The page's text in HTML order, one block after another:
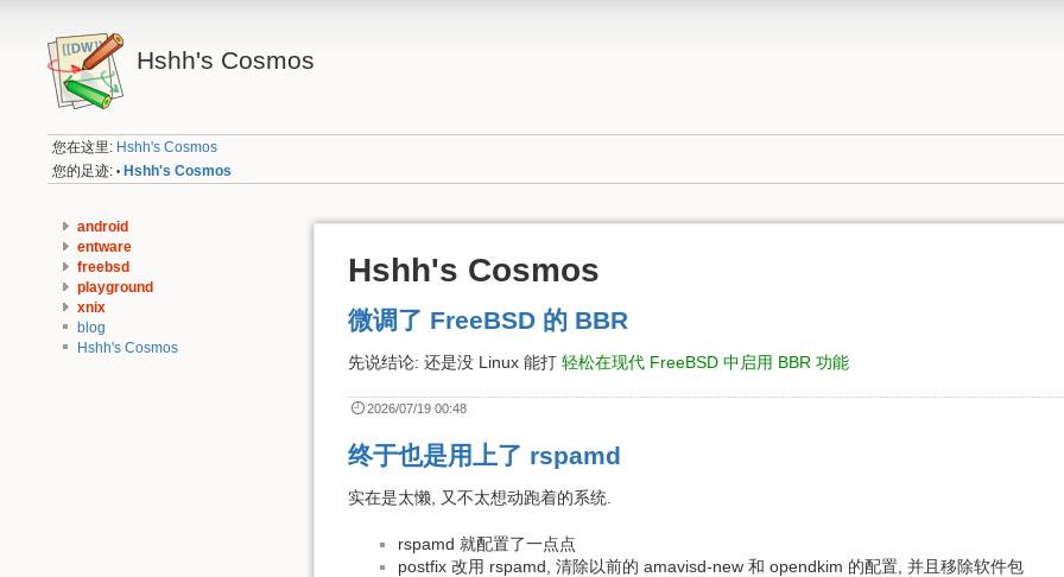
Hshh's Cosmos
您在这里: Hshh's Cosmos
您的足迹: • Hshh's Cosmos
android
entware
freebsd
playground
xnix
blog
Hshh's Cosmos
Hshh's Cosmos
微调了 FreeBSD 的 BBR
先说结论: 还是没 Linux 能打 轻松在现代 FreeBSD 中启用 BBR 功能
2026/07/19 00:48
终于也是用上了 rspamd
实在是太懒, 又不太想动跑着的系统.
rspamd 就配置了一点点
postfix 改用 rspamd, 清除以前的 amavisd-new 和 opendkim 的配置, 并且移除软件包